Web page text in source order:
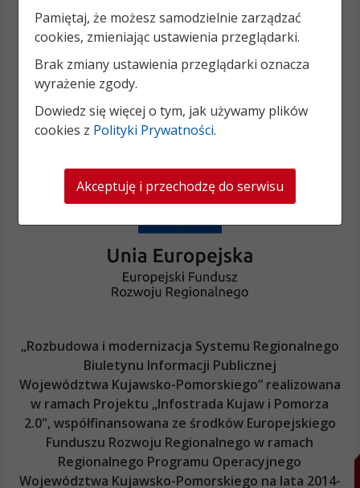
„Rozbudowa i modernizacja Systemu Regionalnego
Biuletynu Informacji Publicznej
Województwa Kujawsko-Pomorskiego” realizowana
w ramach Projektu „Infostrada Kujaw i Pomorza
2.0", współfinansowana ze środków Europejskiego
Funduszu Rozwoju Regionalnego w ramach
Regionalnego Programu Operacyjnego
Województwa Kujawsko-Pomorskiego na lata 2014-
Pamiętaj, że możesz samodzielnie zarządzać
cookies, zmieniając ustawienia przeglądarki.
Brak zmiany ustawienia przeglądarki oznacza
wyrażenie zgody.
Dowiedz się więcej o tym, jak używamy plików
cookies z Polityki Prywatności.
Akceptuję i przechodzę do serwisu